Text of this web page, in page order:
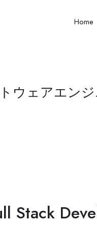
Home
ウェアエン
Stack